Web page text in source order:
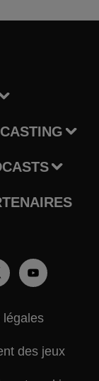
CASTING
légales
des jeux